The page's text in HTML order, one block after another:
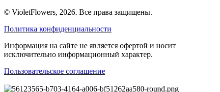
© VioletFlowers, 2026. Все права защищены.
Политика конфиденциальности
Информация на сайте не является офертой и носит
исключительно информационный характер.
Пользовательское соглашение